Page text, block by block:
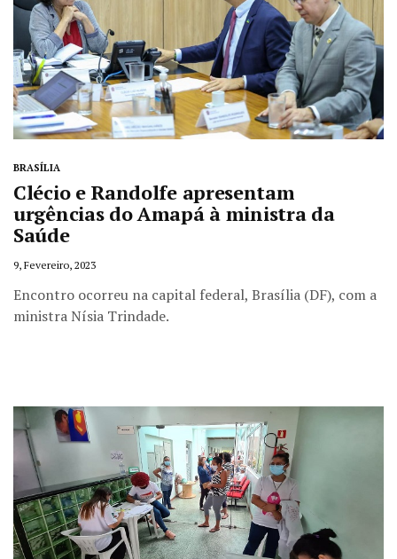
BRASÍLIA
Clécio e Randolfe apresentam
urgências do Amapá à ministra da
Saúde
9, Fevereiro, 2023
Encontro ocorreu na capital federal, Brasília (DF), com a
ministra Nísia Trindade.